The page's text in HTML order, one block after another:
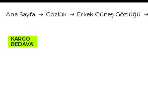
Ana Sayfa Gözlük Erkek Güneş Gözlüğü
KARGO
BEDAVA!